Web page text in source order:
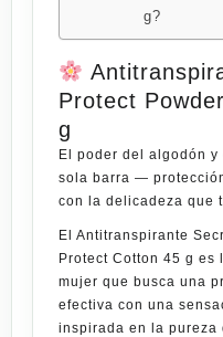
g?
Protect
g
El poder del algodón
sola barra —
con la delicadeza que
El Antitranspirante
Protect Cotton 45 g es
mujer que busca una
efectiva con una
inspirada en la pureza